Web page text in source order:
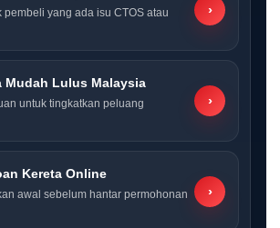
pembeli yang ada isu CTOS atau
›
Mudah Lulus Malaysia
untuk tingkatkan peluang
›
Kereta Online
awal sebelum hantar permohonan
›